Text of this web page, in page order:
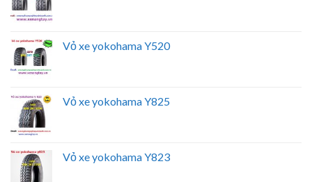
Vỏ xe yokohama Y520
Vỏ xe yokohama Y825
Vỏ xe yokohama Y823